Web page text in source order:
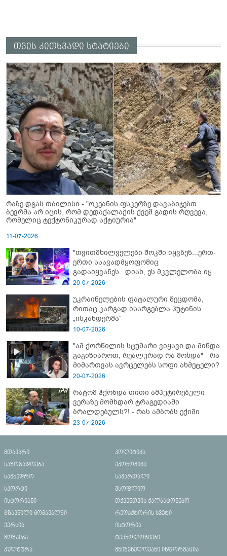
თვის კითხვადი სტატიები
რაზე დგას თბილისი - "ოკეანის ფსკერზე დავაბიჯებთ...
ბევრმა არ იცის, რომ დედაქალაქის ქვეშ გადის რღვევა,
რომელიც ტექტონიკურად აქტიურია"
11-07-2026
"თვითმხილველები შოკში იყვნენ...ერთ-
ერთი საავადმყოფოშიც
გადაიყვანეს...დიახ, ეს მკვლელობა იყო"
- გორში დატრიალებული ტრაგედიის
20-07-2026
უკრაინელების ფატალური შეცდომა,
რითაც კარგად ისარგებლა პუტინის
„ისკანდერმა“
10-07-2026
"ამ ქორწილის სტუმარი ვიყავი და მინდა
გაგიზიაროთ, რეალურად რა მოხდა" - რა
მიმართვას ავრცელებს სოფი ახმეტელი?
20-07-2026
რატომ ჰქონდა თითი ამპუტირებული
ვერაზე მომხდარ ტრაგედიაში
ბრალდებულს?! - რას ამბობს ექიმი
23-07-2026
მთავარი
პოლიტიკა
საზოგადოება
ეკონომიკა
სამხედრო
სამართალი
სპორტი
მსოფლიო
ისტორიანი
თქვენთვის ქალბატონებო
გზავნილი მომავალში
რედაქტორის სვეტი
ვერსია
ისტორია
მოზაიკა
ტექნოლოგიები
კულტურა
მნიშვნელოვანი ინფორმაცია